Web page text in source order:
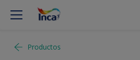
Productos